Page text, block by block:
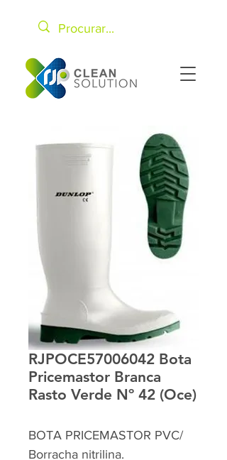
RJPOCE57006042 Bota
Pricemastor Branca
Rasto Verde Nº 42 (Oce)
BOTA PRICEMASTOR PVC/
Borracha nitrilina.